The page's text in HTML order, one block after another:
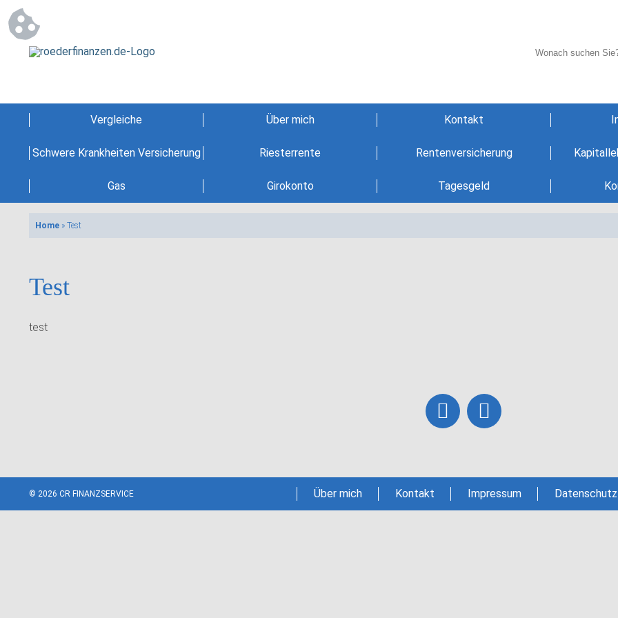
Vergleiche Über mich Kontakt
Schwere Krankheiten Versicherung Riesterrente Rentenversicherung
Gas Girokonto Tagesgeld
Home » Test
Test
test
Über mich Kontakt Impressum Datenschutz
© 2026 CR FINANZSERVICE